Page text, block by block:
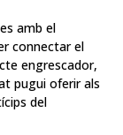
amb el
connectar el
engrescador,
pugui oferir als
del